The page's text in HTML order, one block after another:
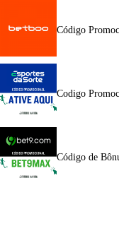
Código
Codigo
Código de